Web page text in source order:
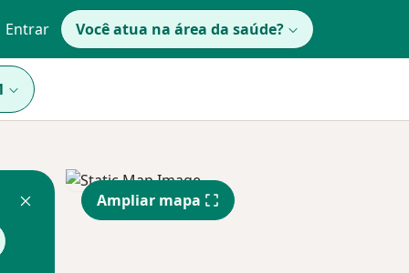
Entrar Você atua na área da saúde?
Ampliar mapa